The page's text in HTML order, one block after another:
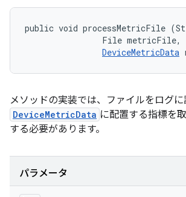
public void processMetricFile
                File metricFile,
DeviceMetricData
メソッドの実装では、ファイルをログ
DeviceMetricData に配置する指標を
する必要があります。
パラメータ